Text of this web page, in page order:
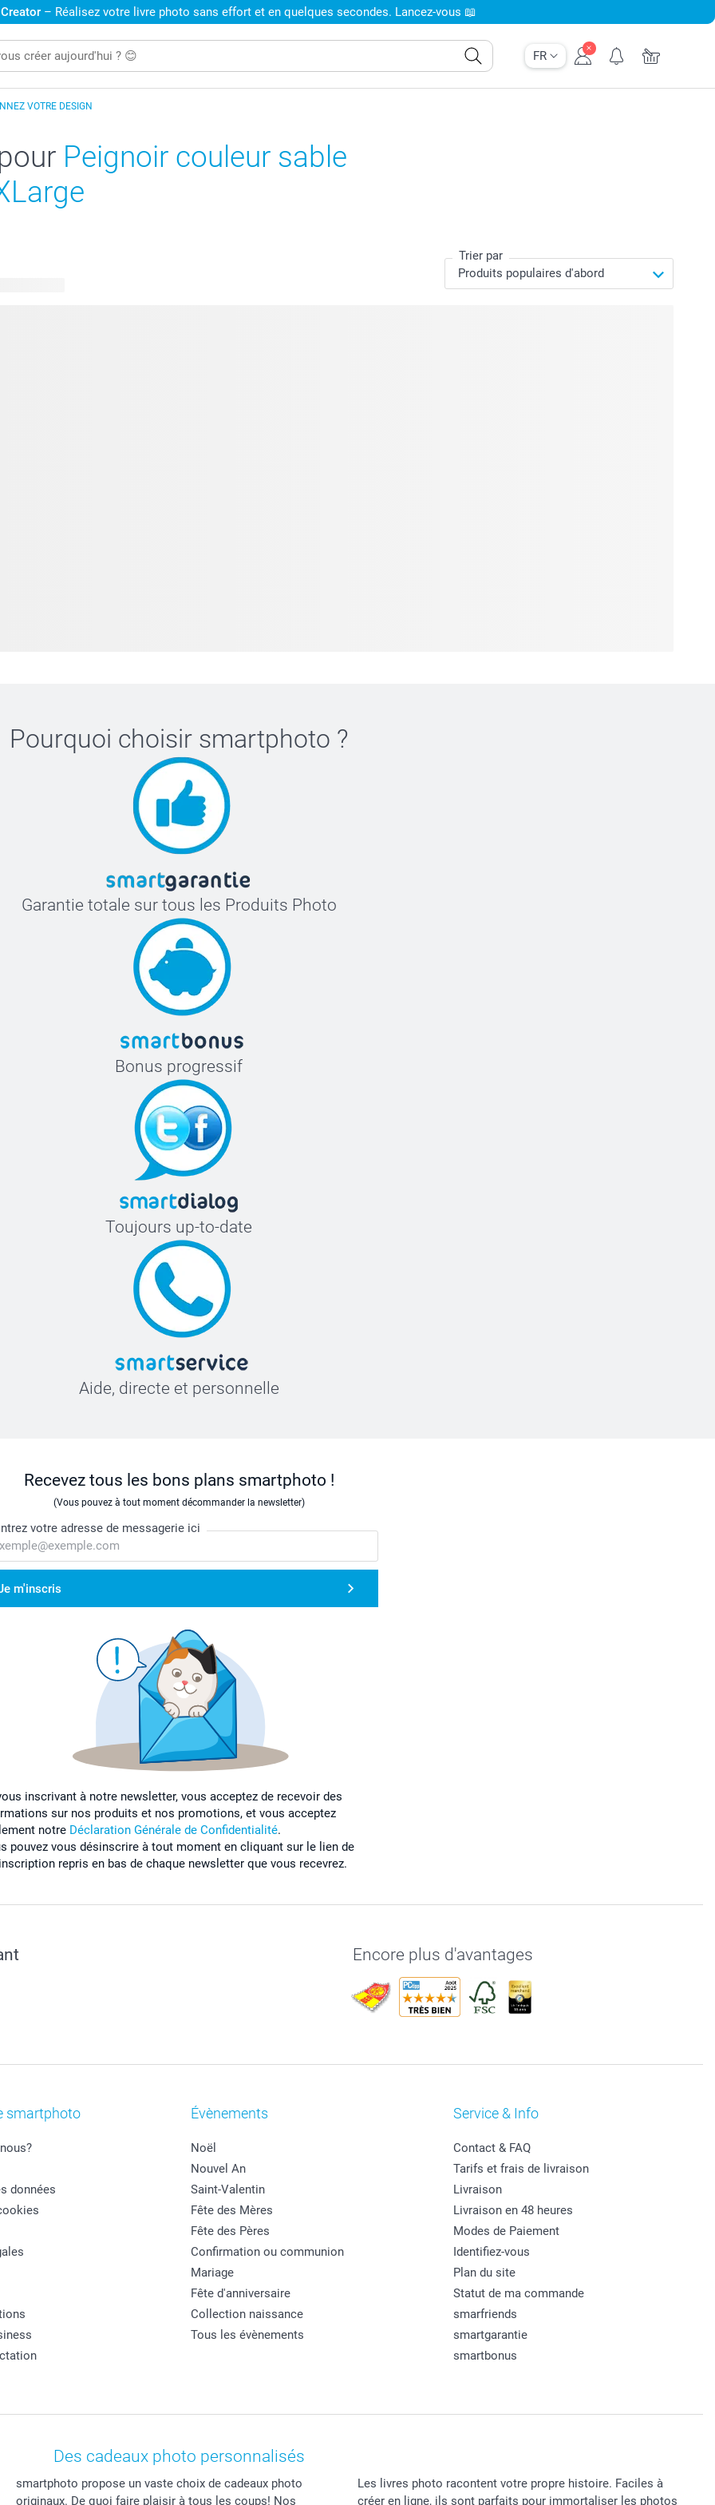
FR
– Réalisez votre livre photo sans effort et en quelques secondes. Lancez-vous 📖
VOTRE DESIGN
Peignoir couleur sable
Trier par
Pourquoi choisir smartphoto ?
Garantie totale sur tous les Produits Photo
Bonus progressif
Toujours up-to-date
Aide, directe et personnelle
Recevez tous les bons plans smartphoto !
(Vous pouvez à tout moment décommander la newsletter)
votre adresse de messagerie ici
m'inscris
inscrivant à notre newsletter, vous acceptez de recevoir des
sur nos produits et nos promotions, et vous acceptez
notre Déclaration Générale de Confidentialité.
pouvez vous désinscrire à tout moment en cliquant sur le lien de
repris en bas de chaque newsletter que vous recevrez.
Encore plus d'avantages
smartphoto
données
Évènements
Noël
Nouvel An
Saint-Valentin
Fête des Mères
Fête des Pères
Confirmation ou communion
Mariage
Fête d'anniversaire
Collection naissance
Tous les évènements
Service & Info
Contact & FAQ
Tarifs et frais de livraison
Livraison
Livraison en 48 heures
Modes de Paiement
Identifiez-vous
Plan du site
Statut de ma commande
smarfriends
smartgarantie
smartbonus
Des cadeaux photo personnalisés
smartphoto propose un vaste choix de cadeaux photo
originaux. De quoi faire plaisir à tous les coups! Nos
Les livres photo racontent votre propre histoire. Faciles à
créer en ligne, ils sont parfaits pour immortaliser les photos